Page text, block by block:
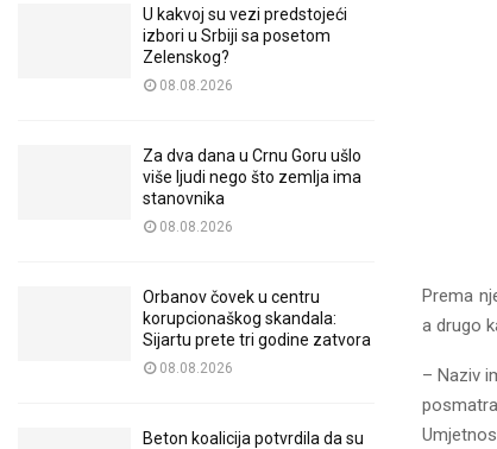
Prema
a drugo
– Naziv
U kakvoj su vezi predstojeći
izbori u Srbiji sa posetom
Zelenskog?
08.08.2026
Za dva dana u Crnu Goru ušlo
više ljudi nego što zemlja ima
stanovnika
08.08.2026
Orbanov čovek u centru
korupcionaškog skandala:
Sijartu prete tri godine zatvora
08.08.2026
Beton koalicija potvrdila da su